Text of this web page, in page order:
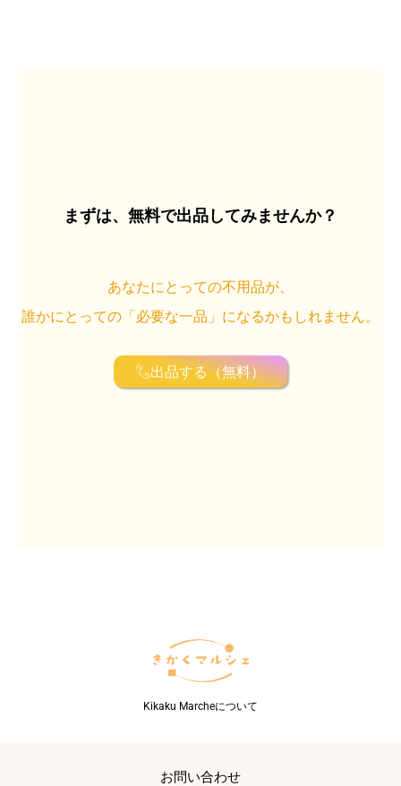
まずは、無料で出品してみませんか？
あなたにとっての不用品が、
誰かにとっての「必要な一品」になるかもしれません。
出品する（無料）
Kikaku Marcheについて
お問い合わせ